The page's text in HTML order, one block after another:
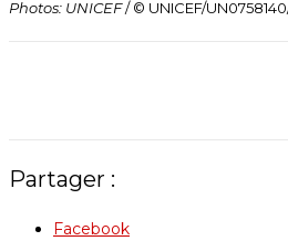
Photos: UNICEF/ © UNICEF/
Partager :
Facebook